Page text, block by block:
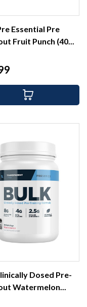
Essential Pre
Fruit Punch (40...
Dosed Pre-
Watermelon...